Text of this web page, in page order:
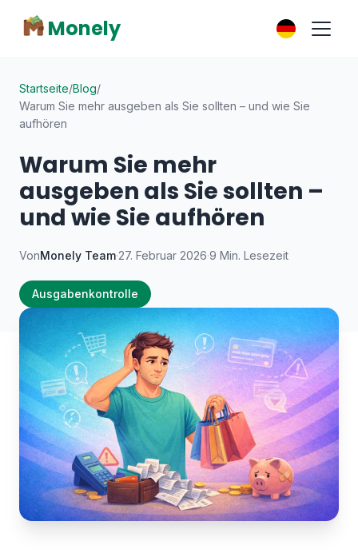
Monely
Startseite/Blog/
Warum Sie mehr ausgeben als Sie sollten – und wie Sie
aufhören
Warum Sie mehr
ausgeben als Sie sollten –
und wie Sie aufhören
VonMonely Team·27. Februar 2026·9 Min. Lesezeit
Ausgabenkontrolle